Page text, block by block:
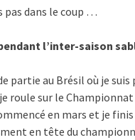
pas dans le coup …
l’inter-saison
partie au Brésil où je
roule sur le Championnat
en mars et je
en tête du